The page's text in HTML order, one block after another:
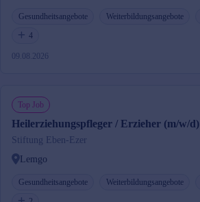
Gesundheitsangebote Weiterbildungsangebote
4
09.08.2026
Top Job
Heilerziehungspfleger / Erzieher (m/w/d)
Stiftung Eben-Ezer
Lemgo
Gesundheitsangebote Weiterbildungsangebote